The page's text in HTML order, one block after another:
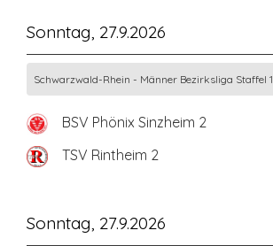
Sonntag, 27.9.2026
Schwarzwald-Rhein - Männer Bezirksliga Staffel 1
BSV Phönix Sinzheim 2
TSV Rintheim 2
Sonntag, 27.9.2026